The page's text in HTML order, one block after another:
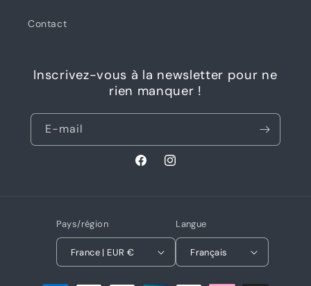
Contact
Inscrivez-vous à la newsletter pour ne
rien manquer !
E-mail
FacebookInstagram
Pays/région
France | EUR €
Langue
Français